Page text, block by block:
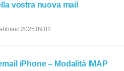
vostra nuova mail
2025 09:02
iPhone – Modalità IMAP